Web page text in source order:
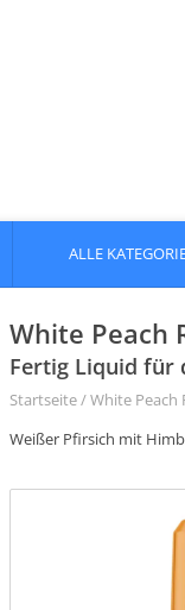
ALLE
White Peach
Fertig Liquid für
Startseite/White Peach
Weißer Pfirsich mit